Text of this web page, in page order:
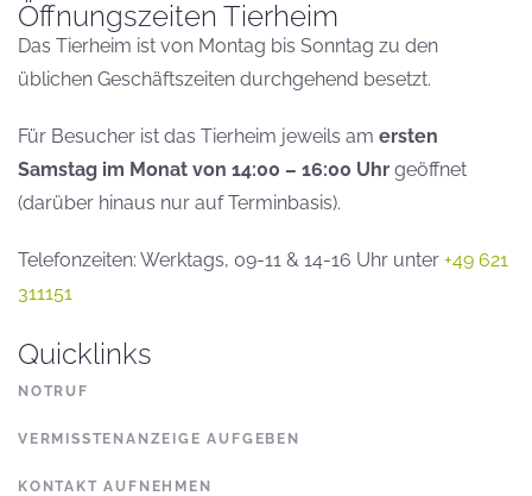
Öffnungszeiten Tierheim
Das Tierheim ist von Montag bis Sonntag zu den
üblichen Geschäftszeiten durchgehend besetzt.
Für Besucher ist das Tierheim jeweils am ersten
Samstag im Monat von 14:00 – 16:00 Uhr geöffnet
(darüber hinaus nur auf Terminbasis).
Telefonzeiten: Werktags, 09-11 & 14-16 Uhr unter +49 621
311151
Quicklinks
NOTRUF
VERMISSTENANZEIGE AUFGEBEN
KONTAKT AUFNEHMEN